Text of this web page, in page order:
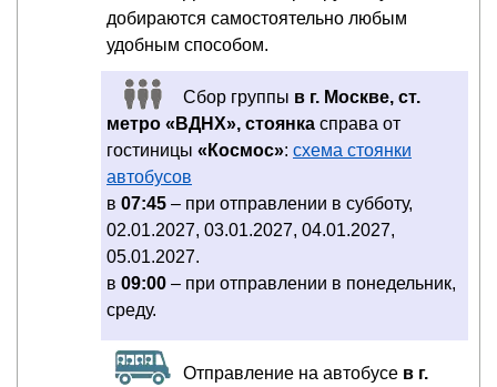
добираются самостоятельно любым
удобным способом.
Сбор группы в г. Москве, ст.
метро «ВДНХ», стоянка справа от
гостиницы «Космос»: схема стоянки
автобусов
в 07:45 – при отправлении в субботу,
02.01.2027, 03.01.2027, 04.01.2027,
05.01.2027.
в 09:00 – при отправлении в понедельник,
среду.
Отправление на автобусе в г.